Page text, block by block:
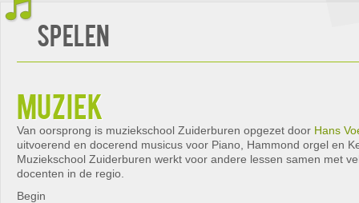
Spelen
muziek
Van oorsprong is muziekschool Zuiderburen opgezet door Hans
uitvoerend en docerend musicus voor Piano, Hammond orgel en
Muziekschool Zuiderburen werkt voor andere lessen samen met
docenten in de regio.
Begin